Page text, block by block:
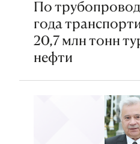
По
года
20,7 млн тонн
нефти